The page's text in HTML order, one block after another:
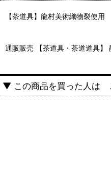
【茶道具】龍村美術織物
通販販売 【茶道具・茶道道具
▼ この商品を買った人は